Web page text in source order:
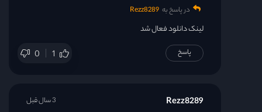
در پاسخ به Rezz8289
لینک دانلود فعال شد
0 1 پاسخ
Rezz8289 3 سال قبل